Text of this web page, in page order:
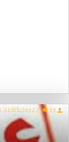
31/05/2012 / 13